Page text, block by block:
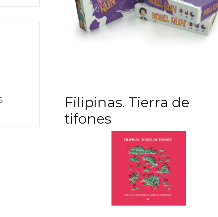
Filipinas. Tierra de
tifones